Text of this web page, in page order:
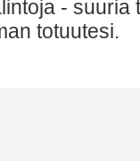
- suuria
totuutesi.